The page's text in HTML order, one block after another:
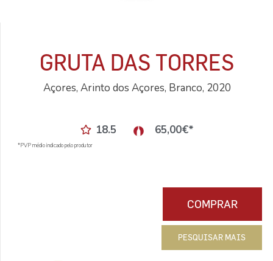
GRUTA DAS TORRES
Açores, Arinto dos Açores, Branco, 2020
18.5 65,00€*
*PVP médio indicado pelo produtor
COMPRAR
PESQUISAR MAIS